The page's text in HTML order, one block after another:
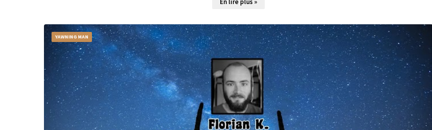
En lire plus »
YAWNING MAN